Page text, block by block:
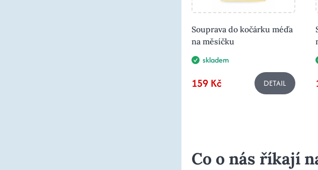
Souprava do kočárku méďa
na měsíčku
skladem
159 Kč DETAIL
Co o nás říkají